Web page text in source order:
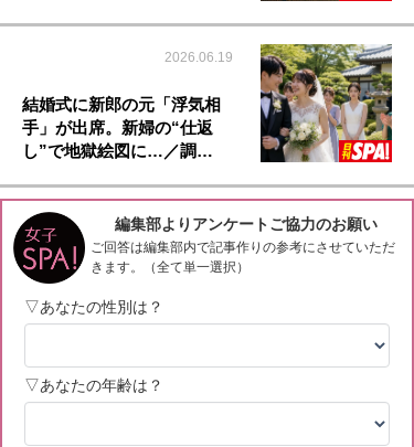
2026.06.19
結婚式に新郎の元「浮気相
手」が出席。新婦の“仕返
し”で地獄絵図に…／調…